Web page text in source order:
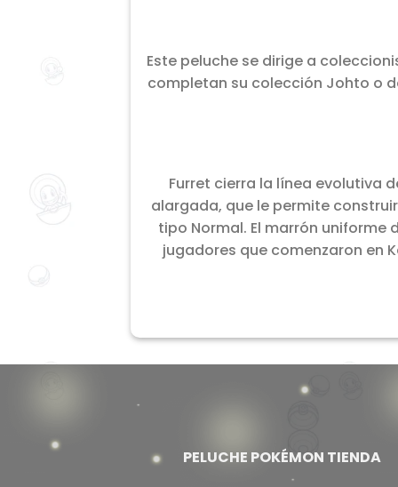
Este peluche se dirige a
completan su colección Johto o
Furret cierra la línea evolutiva
alargada, que le permite
tipo Normal. El marrón uniforme
jugadores que comenzaron en
PELUCHE POKÉMON TIENDA